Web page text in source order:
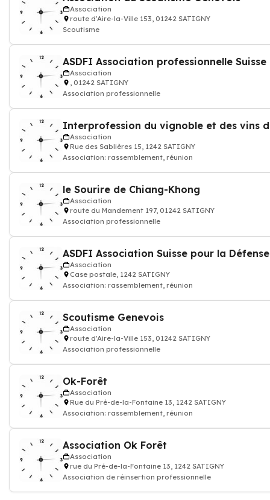
Association
route d'Aire-la-Ville 153, 01242 SATIGNY
Scoutisme
Association
, 01242 SATIGNY
Association professionnelle
Interprofession du vignoble et des vins
Association
Rue des Sablières 15, 1242 SATIGNY
Association: rassemblement, réunion
le Sourire de Chiang-Khong
Association
route du Mandement 197, 01242 SATIGNY
Association professionnelle
ASDFI Association Suisse pour la
Association
Case postale, 1242 SATIGNY
Association: rassemblement, réunion
Scoutisme Genevois
Association
route d'Aire-la-Ville 153, 01242 SATIGNY
Association professionnelle
Ok-Forêt
Association
Rue du Pré-de-la-Fontaine 13, 1242 SATIGNY
Association: rassemblement, réunion
Association Ok Forêt
Association
rue du Pré-de-la-Fontaine 13, 1242 SATIGNY
Association de réinsertion professionnelle